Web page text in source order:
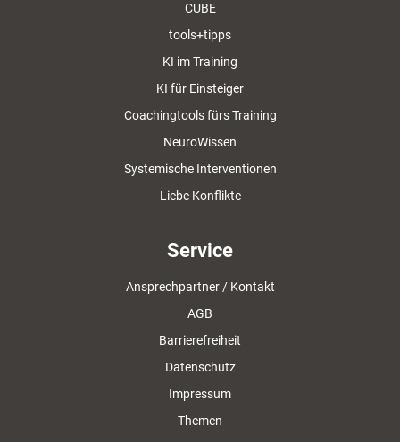
CUBE
tools+tipps
KI im Training
KI für Einsteiger
Coachingtools fürs Training
NeuroWissen
Systemische Interventionen
Liebe Konflikte
Service
Ansprechpartner / Kontakt
AGB
Barrierefreiheit
Datenschutz
Impressum
Themen